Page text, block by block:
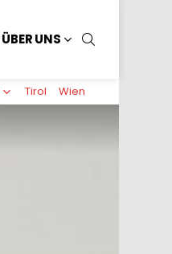
ÜBER UNS
Tirol Wien